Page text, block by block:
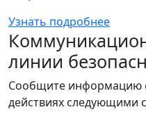
Узнать подробнее
линии
Сообщите информацию
действиях следующими